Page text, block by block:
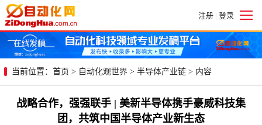
注册 | 登录
当前位置： 首页 > 自动化观世界 > 半导体产业链 > 内容
战略合作，强强联手 | 美新半导体携手豪威科技集
团，共筑中国半导体产业新生态